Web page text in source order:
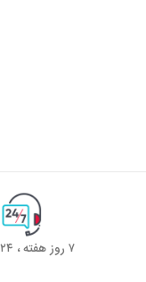
۷ روز هفته ، ۲۴ ساعته